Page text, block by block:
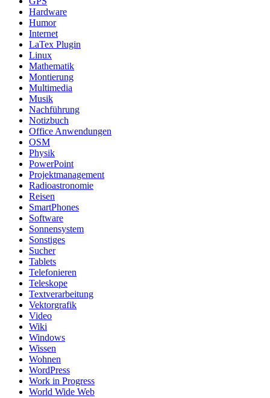
Hardware
Humor
Internet
LaTex Plugin
Linux
Mathematik
Montierung
Multimedia
Musik
Nachführung
Notizbuch
Office Anwendungen
OSM
Physik
PowerPoint
Projektmanagement
Radioastronomie
Reisen
SmartPhones
Software
Sonnensystem
Sonstiges
Sucher
Tablets
Telefonieren
Teleskope
Textverarbeitung
Vektorgrafik
Video
Wiki
Windows
Wissen
Wohnen
WordPress
Work in Progress
World Wide Web